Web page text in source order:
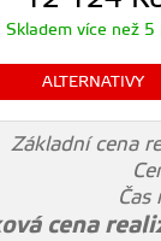
Skladem více než 5
ALTERNATIVY
Základní cena
Čas
cena